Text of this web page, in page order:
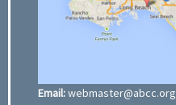
Email:webmaster@abcc.org